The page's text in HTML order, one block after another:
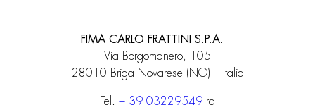
FIMA CARLO FRATTINI S.P.A.
Via Borgomanero, 105
28010 Briga Novarese (NO) – Italia
Tel. + 39 03229549ra